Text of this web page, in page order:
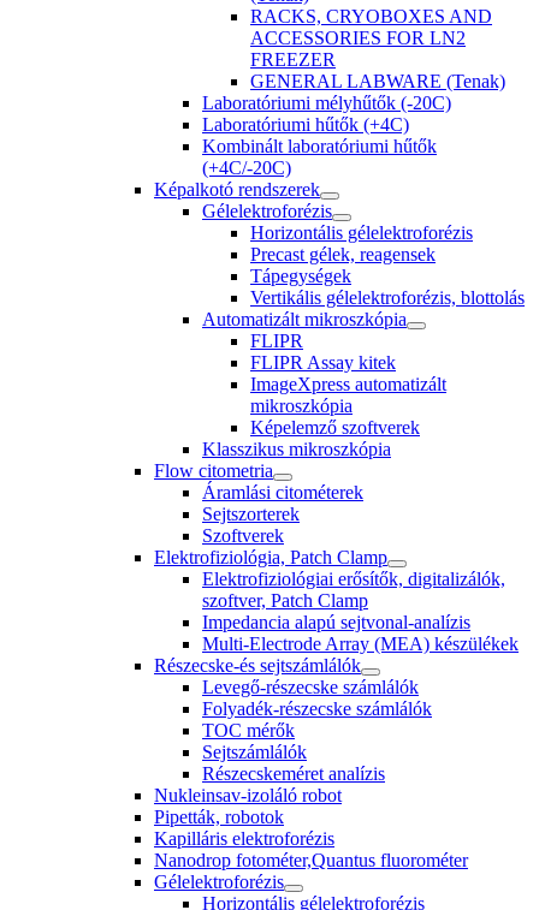
RACKS, CRYOBOXES AND
ACCESSORIES FOR LN2
FREEZER
GENERAL LABWARE (Tenak)
Laboratóriumi mélyhűtők (-20C)
Laboratóriumi hűtők (+4C)
Kombinált laboratóriumi hűtők
(+4C/-20C)
Képalkotó rendszerek
Gélelektroforézis
Horizontális gélelektroforézis
Precast gélek, reagensek
Tápegységek
Vertikális gélelektroforézis, blottolás
Automatizált mikroszkópia
FLIPR
FLIPR Assay kitek
ImageXpress automatizált
mikroszkópia
Képelemző szoftverek
Klasszikus mikroszkópia
Flow citometria
Áramlási citométerek
Sejtszorterek
Szoftverek
Elektrofiziológia, Patch Clamp
Elektrofiziológiai erősítők, digitalizálók,
szoftver, Patch Clamp
Impedancia alapú sejtvonal-analízis
Multi-Electrode Array (MEA) készülékek
Részecske-és sejtszámlálók
Levegő-részecske számlálók
Folyadék-részecske számlálók
TOC mérők
Sejtszámlálók
Részecskeméret analízis
Nukleinsav-izoláló robot
Pipetták, robotok
Kapilláris elektroforézis
Nanodrop fotométer,Quantus fluorométer
Gélelektroforézis
Horizontális gélelektroforézis